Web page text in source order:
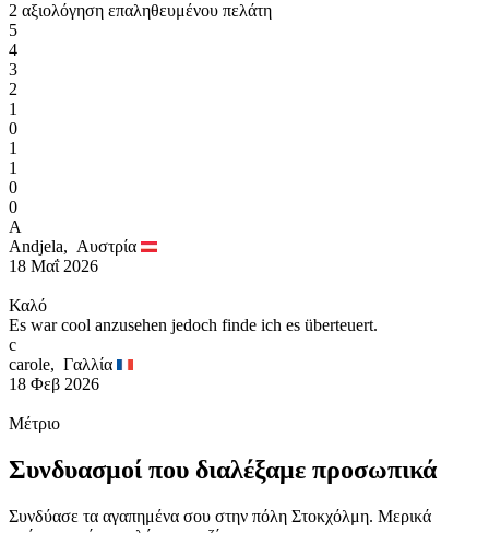
2 αξιολόγηση επαληθευμένου πελάτη
5
4
3
2
1
0
1
1
0
0
A
Andjela, Αυστρία
18 Μαΐ 2026
Καλό
Es war cool anzusehen jedoch finde ich es überteuert.
c
carole, Γαλλία
18 Φεβ 2026
Μέτριο
Συνδυασμοί που διαλέξαμε προσωπικά
Συνδύασε τα αγαπημένα σου στην πόλη Στοκχόλμη. Μερικά